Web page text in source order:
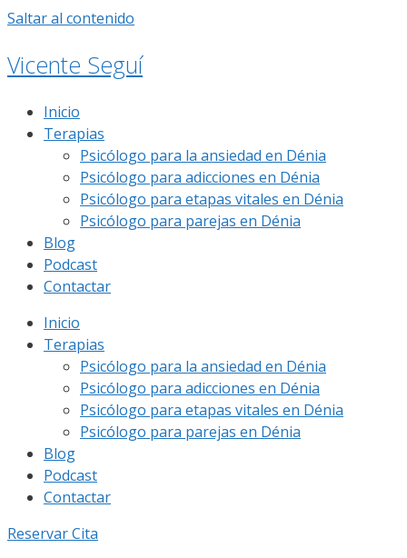
Saltar al contenido
Vicente Seguí
Inicio
Terapias
Psicólogo para la ansiedad en Dénia
Psicólogo para adicciones en Dénia
Psicólogo para etapas vitales en Dénia
Psicólogo para parejas en Dénia
Blog
Podcast
Contactar
Inicio
Terapias
Psicólogo para la ansiedad en Dénia
Psicólogo para adicciones en Dénia
Psicólogo para etapas vitales en Dénia
Psicólogo para parejas en Dénia
Blog
Podcast
Contactar
Reservar Cita